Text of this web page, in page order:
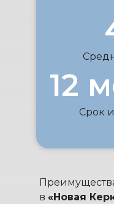
в «Новая
12
Срок